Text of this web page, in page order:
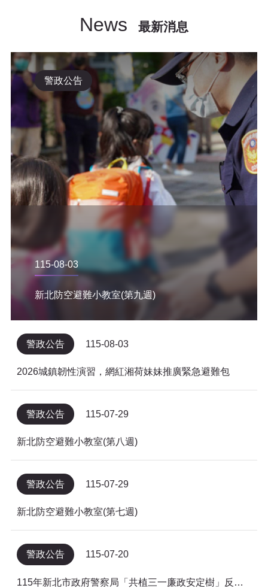
News 最新消息
警政公告
115-08-03
新北防空避難小教室(第九週)
警政公告 115-08-03
2026城鎮韌性演習，網紅湘荷妹妹推廣緊急避難包
警政公告 115-07-29
新北防空避難小教室(第八週)
警政公告 115-07-29
新北防空避難小教室(第七週)
警政公告 115-07-20
115年新北市政府警察局「共植三一廉政安定樹」反貪倡廉有獎徵答得獎名單公告